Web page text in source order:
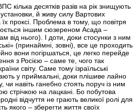
кілька десятків разів на рік знищують
установки, й живу силу Вартових
їх проксі. Проблема в тому, що повітря
іншим сюзереном Асада –
від нього). І доти, доки стосунки з ним
(принаймні, зовні), все це проходить
вони погіршаться, це легко перейде
з Росією – саме те, чого так
світу. Саме тому ізраїльські
у приймальні, доки плішиве лайно
чи навіть ганебно стоять поруч із ним
стрічкою на лацкані. Бо побутова
відчуття не грають великої ролі для
якого – зберегти життя своїх